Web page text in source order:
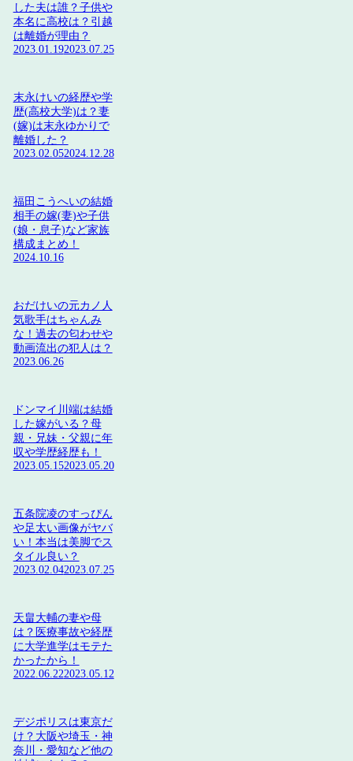
した夫は誰？子供や
本名に高校は？引越
は離婚が理由？
2023.01.192023.07.25
末永けいの経歴や学
歴(高校大学)は？妻
(嫁)は末永ゆかりで
離婚した？
2023.02.052024.12.28
福田こうへいの結婚
相手の嫁(妻)や子供
(娘・息子)など家族
構成まとめ！
2024.10.16
おだけいの元カノ人
気歌手はちゃんみ
な！過去の匂わせや
動画流出の犯人は？
2023.06.26
ドンマイ川端は結婚
した嫁がいる？母
親・兄妹・父親に年
収や学歴経歴も！
2023.05.152023.05.20
五条院凌のすっぴん
や足太い画像がヤバ
い！本当は美脚でス
タイル良い？
2023.02.042023.07.25
天畠大輔の妻や母
は？医療事故や経歴
に大学進学はモテた
かったから！
2022.06.222023.05.12
デジポリスは東京だ
け？大阪や埼玉・神
奈川・愛知など他の